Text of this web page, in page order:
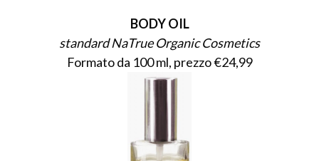
BODY OIL
standard NaTrue Organic Cosmetics
Formato da 100 ml, prezzo €24,99